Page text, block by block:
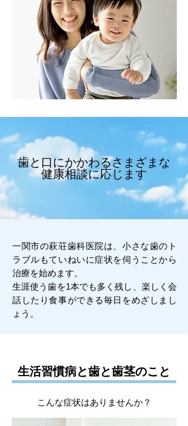
歯と口にかかわるさまざまな
健康相談に応じます
一関市の萩荘歯科医院は、小さな歯のト
ラブルもていねいに症状を伺うことから
治療を始めます。
生涯使う歯を1本でも多く残し、楽しく会
話したり食事ができる毎日をめざしまし
ょう。
生活習慣病と歯と歯茎のこと
​こんな症状はありませんか？